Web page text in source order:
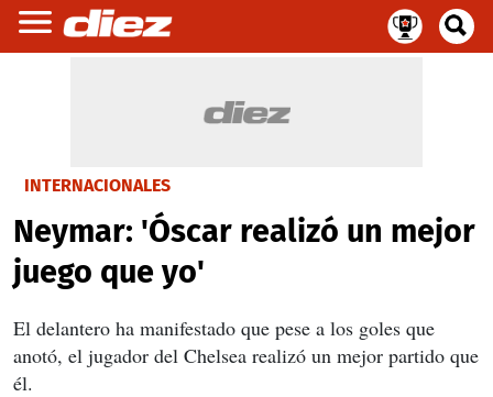
INTERNACIONALES
Neymar: 'Óscar realizó un mejor
juego que yo'
El delantero ha manifestado que pese a los goles que
anotó, el jugador del Chelsea realizó un mejor partido que
él.